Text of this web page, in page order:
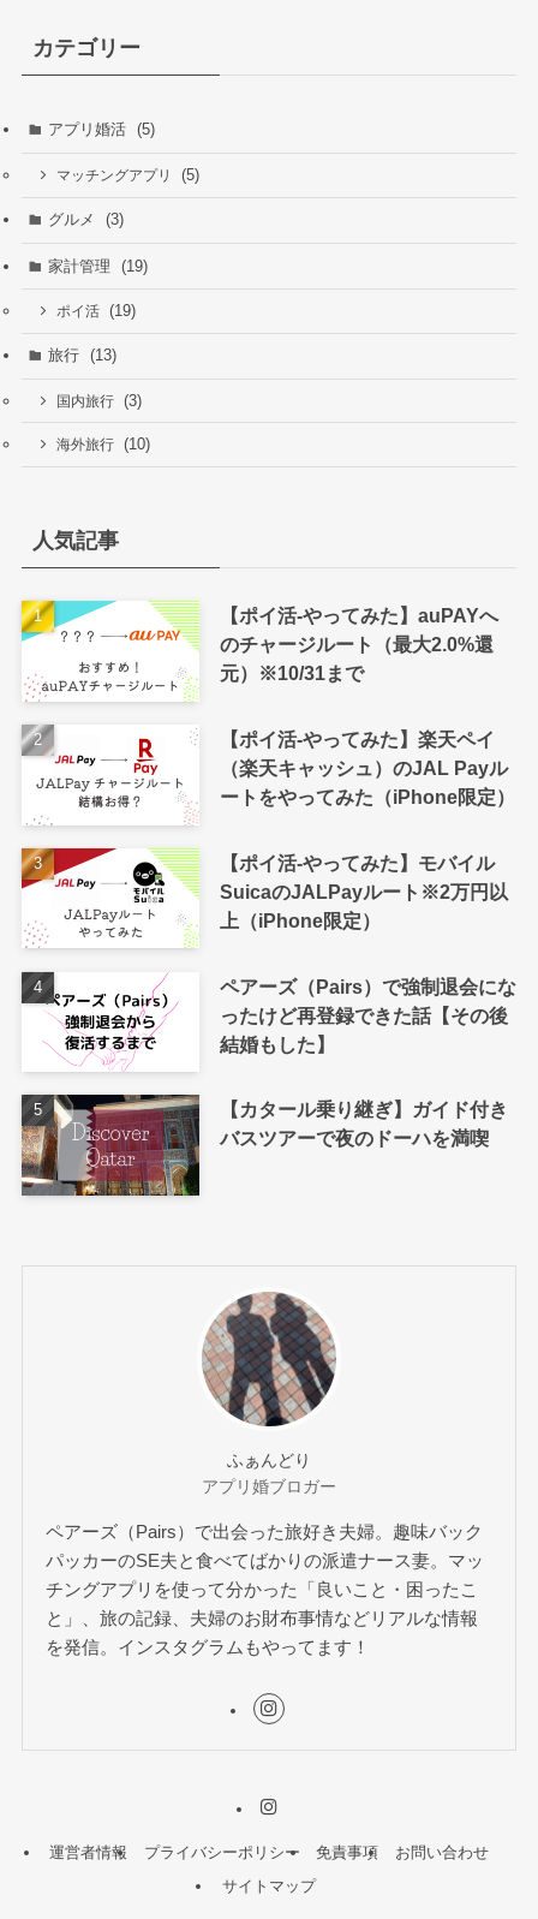
カテゴリー
アプリ婚活 (5)
マッチングアプリ (5)
グルメ (3)
家計管理 (19)
ポイ活 (19)
旅行 (13)
国内旅行 (3)
海外旅行 (10)
人気記事
【ポイ活-やってみた】auPAYへ
のチャージルート（最大2.0%還
元）※10/31まで
【ポイ活-やってみた】楽天ペイ
（楽天キャッシュ）のJAL Payル
ートをやってみた（iPhone限定）
【ポイ活-やってみた】モバイル
SuicaのJALPayルート※2万円以
上（iPhone限定）
ペアーズ（Pairs）で強制退会にな
ったけど再登録できた話【その後
結婚もした】
【カタール乗り継ぎ】ガイド付き
バスツアーで夜のドーハを満喫
ふぁんどり
アプリ婚ブロガー
ペアーズ（Pairs）で出会った旅好き夫婦。趣味バック
パッカーのSE夫と食べてばかりの派遣ナース妻。マッ
チングアプリを使って分かった「良いこと・困ったこ
と」、旅の記録、夫婦のお財布事情などリアルな情報
を発信。インスタグラムもやってます！
運営者情報 プライバシーポリシー 免責事項
お問い合わせ
サイトマップ